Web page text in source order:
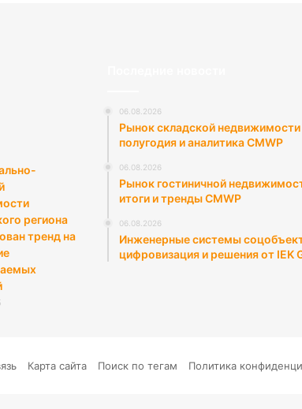
региона
тренд на
06.08.2026
Рынок складской недвижимости
полугодия и аналитика CMWP
06.08.2026
Рынок гостиничной
итоги и тренды CMWP
06.08.2026
Инженерные системы
цифровизация и решения от IEK
Карта сайта Поиск по тегам Политика